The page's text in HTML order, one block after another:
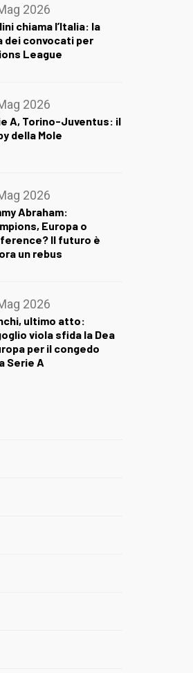
2026
chiama l’Italia: la
dei convocati per
League
2026
A, Torino-Juventus: il
della Mole
2026
Abraham:
Europa o
Il futuro è
un rebus
2026
ultimo atto:
viola sfida la Dea
per il congedo
Serie A